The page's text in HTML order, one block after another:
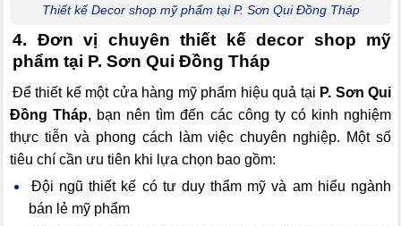
Thiết kế Decor shop mỹ phẩm tại P. Sơn Qui Đồng Tháp
4. Đơn vị chuyên thiết kế decor shop mỹ
phẩm tại P. Sơn Qui Đồng Tháp
Để thiết kế một cửa hàng mỹ phẩm hiệu quả tại P. Sơn Qui
Đồng Tháp, bạn nên tìm đến các công ty có kinh nghiệm
thực tiễn và phong cách làm việc chuyên nghiệp. Một số
tiêu chí cần ưu tiên khi lựa chọn bao gồm:
Đội ngũ thiết kế có tư duy thẩm mỹ và am hiểu ngành
bán lẻ mỹ phẩm